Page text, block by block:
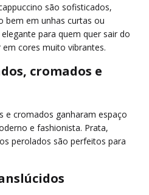
são sofisticados,
bem em unhas curtas ou
para quem quer sair do
cores muito vibrantes.
cromados e
e cromados ganharam espaço
e fashionista. Prata,
perolados são perfeitos para